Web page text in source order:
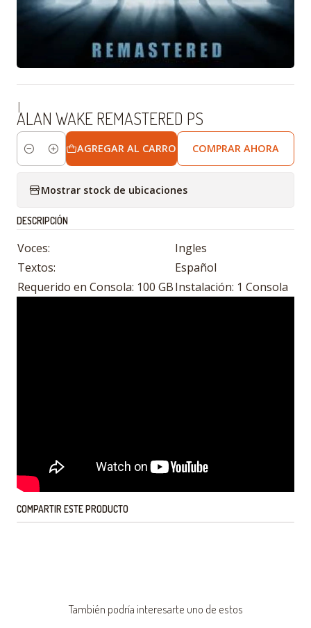
|
ALAN WAKE REMASTERED PS
Cantidad
AGREGAR AL CARRO COMPRAR AHORA
Mostrar stock de ubicaciones
DESCRIPCIÓN
Voces:
Ingles
Textos:
Español
Requerido en Consola: 100 GBInstalación: 1 Consola
COMPARTIR ESTE PRODUCTO
También podría interesarte uno de estos